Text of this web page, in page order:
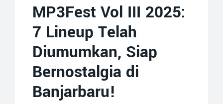
MP3Fest Vol III 2025:
7 Lineup Telah
Diumumkan, Siap
Bernostalgia di
Banjarbaru!